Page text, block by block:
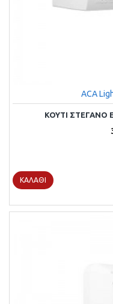
ACA
ΚΟΥΤΙ ΣΤΕΓΑΝΟ
ΚΑΛΆΘΙ